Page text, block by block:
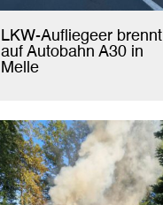
LKW-Aufliegeer brennt
auf Autobahn A30 in
Melle